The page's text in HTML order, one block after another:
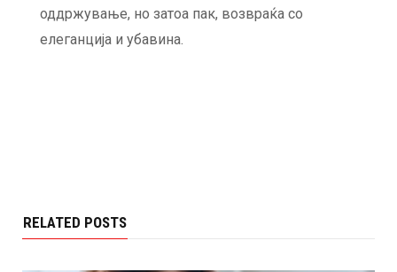
оддржување, но затоа пак, возвраќа со
елеганција и убавина.
RELATED POSTS